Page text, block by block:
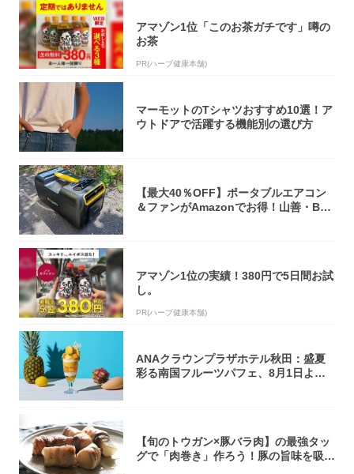
アマゾン1位「このお茶ガチです」噂の
お茶
PR(ハーブ健康本舗)
マーモットのTシャツおすすめ10選！ア
ウトドアで活躍する機能別の選び方
【最大40％OFF】ポータブルエアコン
＆ファンがAmazonでお得！山善・Bo
アマゾン1位の実績！380円で5日間お試
し。
PR(ハーブ健康本舗)
ANAクラウンプラザホテル秋田：盛夏
彩る南国フルーツパフェ、8月1日より1
【旬のトウガン×豚バラ肉】の最強タッ
グで「肉巻き」作ろう！豚の旨味を吸い